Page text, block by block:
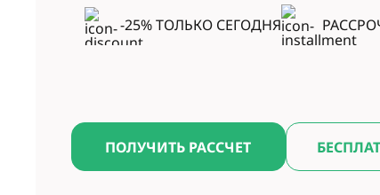
-25% ТОЛЬКО СЕГОДНЯ
ПОЛУЧИТЬ РАССЧЕТ